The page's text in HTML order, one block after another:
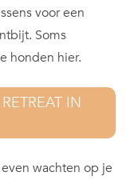
voor een
Soms
honden hier.
IN
wachten op je